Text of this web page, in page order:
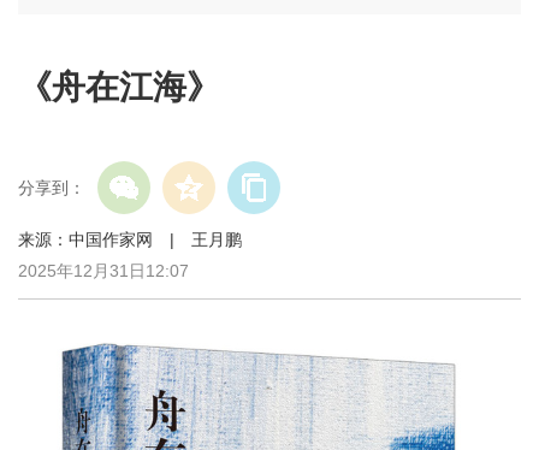
《舟在江海》
分享到：
来源：中国作家网 | 王月鹏
2025年12月31日12:07